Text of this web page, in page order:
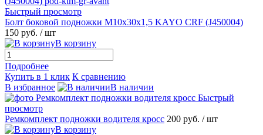
Быстрый просмотр
Болт боковой подножки М10х30х1,5 KAYO CRF (J450004)
150 руб. / шт
В корзину
Подробнее
Купить в 1 клик К сравнению
В избранное
В наличии
Быстрый
просмотр
Ремкомплект подножки водителя кросс 200 руб. / шт
В корзину